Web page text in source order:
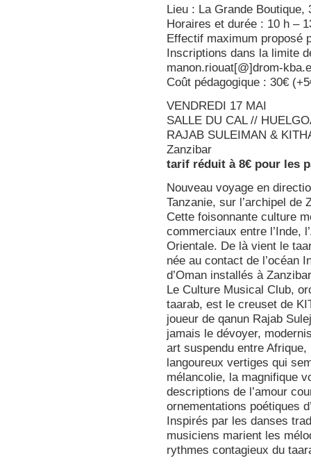
Lieu : La Grande Boutique,
Horaires et durée : 10 h –
Effectif maximum proposé
Inscriptions dans la limite
manon.riouat[@]drom-
Coût pédagogique : 30€
VENDREDI 17 MAI
SALLE DU CAL //
RAJAB SULEIMAN &
Zanzibar
tarif réduit à 8€ pour les
Nouveau voyage en
Tanzanie, sur l’archipel de
Cette foisonnante culture
commerciaux entre l’Inde,
Orientale. De là vient le
née au contact de l’océan
d’Oman installés à
Le Culture Musical Club,
taarab, est le creuset de
joueur de qanun Rajab
jamais le dévoyer,
art suspendu entre
langoureux vertiges qui
mélancolie, la magnifique
descriptions de l’amour
ornementations poétiques
Inspirés par les danses
musiciens marient les
rythmes contagieux du